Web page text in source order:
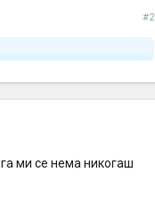
#2
ми се нема никогаш